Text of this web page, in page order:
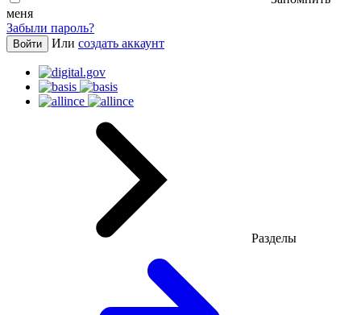
меня
Забыли пароль?
Войти Или создать аккаунт
Разделы